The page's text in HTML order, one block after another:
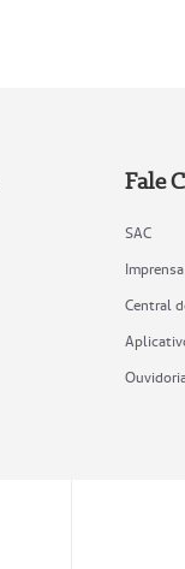
Fale
SAC
Imprensa
Central